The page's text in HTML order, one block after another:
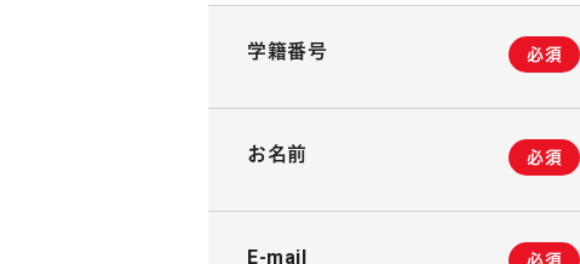
学籍番号 必須
お名前 必須
E-mail